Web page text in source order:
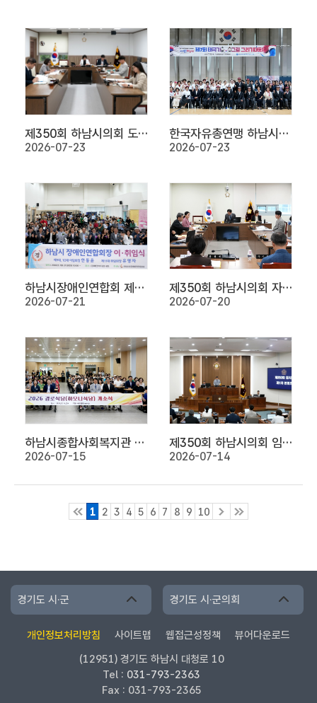
제350회 하남시의회 도시건설위원회
2026-07-23
한국자유총연맹 하남시지회 제81주년 815광복절 기념행사
2026-07-23
하남시장애인연합회 제10·11대회장 이·취임식
2026-07-21
제350회 하남시의회 자치행정위원회
2026-07-20
하남시종합사회복지관 경로식당 개소식
2026-07-15
제350회 하남시의회 임시회 제1차 본회의
2026-07-14
1 2 3 4 5 6 7 8 9 10
경기도 시·군 경기도 시·군의회
개인정보처리방침 사이트맵 웹접근성정책
뷰어다운로드
(12951) 경기도 하남시 대청로 10
Tel : 031-793-2363
Fax : 031-793-2365